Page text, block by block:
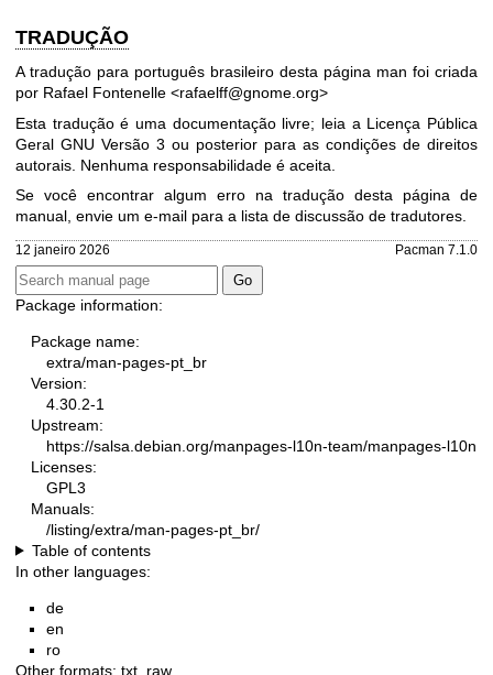
TRADUÇÃO
A tradução para português brasileiro desta página man foi criada
por Rafael Fontenelle <rafaelff@gnome.org>
Esta tradução é uma documentação livre; leia a Licença Pública
Geral GNU Versão 3 ou posterior para as condições de direitos
autorais. Nenhuma responsabilidade é aceita.
Se você encontrar algum erro na tradução desta página de
manual, envie um e-mail para a lista de discussão de tradutores.
12 janeiro 2026 Pacman 7.1.0
Package information:
Package name:
extra/man-pages-pt_br
Version:
4.30.2-1
Upstream:
https://salsa.debian.org/manpages-l10n-team/manpages-l10n
Licenses:
GPL3
Manuals:
/listing/extra/man-pages-pt_br/
Table of contents
In other languages:
de
en
ro
Other formats: txt raw